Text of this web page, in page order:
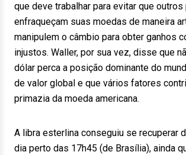
que deve trabalhar para evitar que
enfraqueçam suas moedas de maneira
manipulem o câmbio para obter ganhos
injustos. Waller, por sua vez, disse que
dólar perca a posição dominante do
de valor global e que vários fatores
primazia da moeda americana.
A libra esterlina conseguiu se recuperar
dia perto das 17h45 (de Brasília), ainda